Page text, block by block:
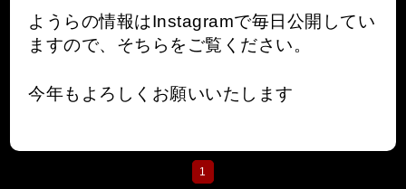
ようらの情報はInstagramで毎日公開してい
ますので、そちらをご覧ください。
今年もよろしくお願いいたします
1